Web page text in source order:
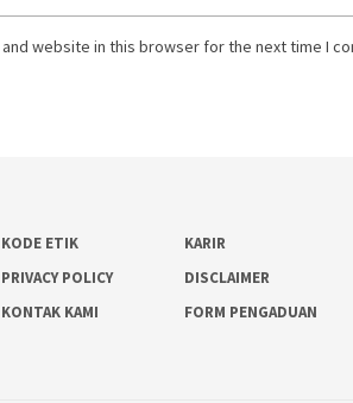
website in this browser for the next time I
KODE ETIK
KARIR
PRIVACY POLICY
DISCLAIMER
KONTAK KAMI
FORM PENGADUAN